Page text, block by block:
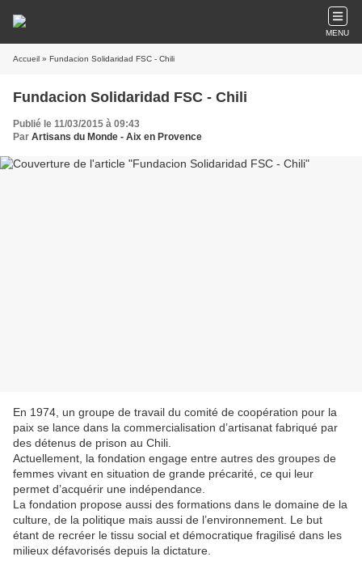
MENU
Accueil » Fundacion Solidaridad FSC - Chili
Fundacion Solidaridad FSC - Chili
Publié le 11/03/2015 à 09:43
Par Artisans du Monde - Aix en Provence
En 1974, un groupe de travail du comité de coopération pour la
paix se lance dans la commercialisation d’artisanat fabriqué par
des détenus de prison au Chili.
Actuellement, la fondation engage entre autres des groupes de
femmes vivant en situation de grande précarité, ce qui leur
permet d’acquérir une indépendance.
La fondation propose aussi des formations dans le domaine de la
culture, de la politique mais aussi de l’environnement. Le but
étant de recréer le tissu social et démocratique fragilisé dans les
milieux défavorisés depuis la dictature.